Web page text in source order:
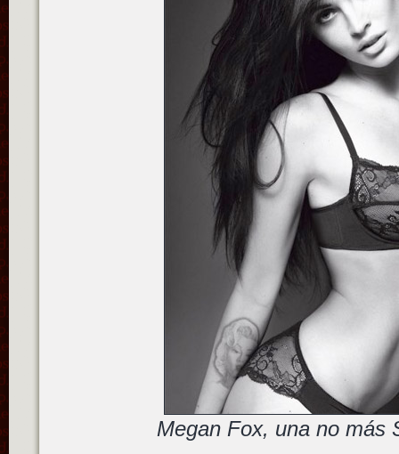
Megan Fox, una no más